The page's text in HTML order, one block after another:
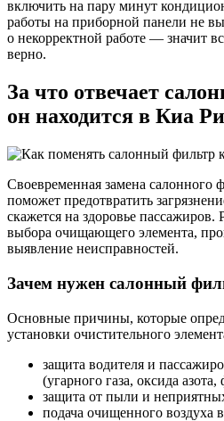
включить на пару минут
работы на приборной панели не
о некорректной работе — значит
верно.
За что отвечает
он находится в Киа
Своевременная замена салонного
поможет предотвратить
скажется на здоровье пассажиров.
выбора очищающего элемента,
выявление неисправностей.
Зачем нужен салонный
Основные причины, которые
установки очистительного
защита водителя и
(угарного газа, оксида
защита от пыли и
подача очищенного воздуха